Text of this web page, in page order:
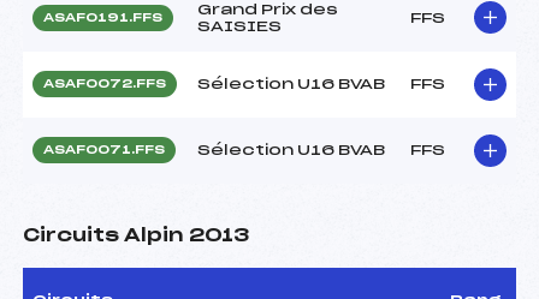
ASAF0191.FFS
Grand Prix des
SAISIES
FFS
ASAF0072.FFS Sélection U16 BVAB FFS
ASAF0071.FFS Sélection U16 BVAB FFS
Circuits Alpin 2013